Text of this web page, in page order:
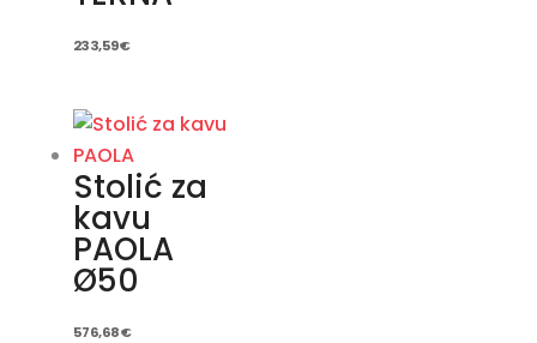
233,59€
Stolić za
kavu
PAOLA
Ø50
576,68€